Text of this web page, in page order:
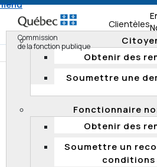
Commission
de la fonction publique
Clientèles
Obtenir des
Soumettre une
Fonctionnaire
Obtenir des
Soumettre un
conditions
Accueil Documentation
Décisions 2024
DÉCISIONS 2024